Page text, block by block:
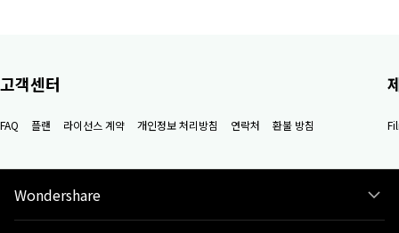
고객센터
FAQ 플랜 라이선스 계약 개인정보 처리방침 연락처 환불 방침
Wondershare